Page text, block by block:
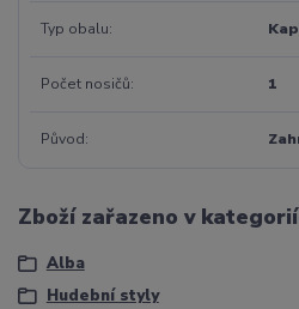
Typ obalu
Počet nosičů 1
Původ
Zboží zařazeno v
Alba
Hudební styly